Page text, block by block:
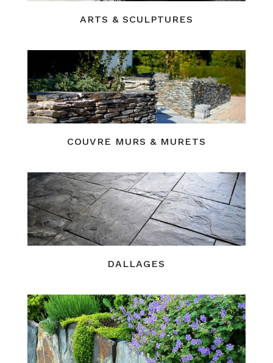
ARTS & SCULPTURES
COUVRE MURS & MURETS
DALLAGES